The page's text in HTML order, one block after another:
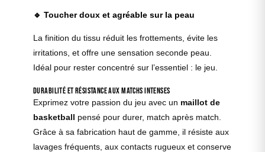
🔹 Toucher doux et agréable sur la peau
La finition du tissu réduit les frottements, évite les
irritations, et offre une sensation seconde peau.
Idéal pour rester concentré sur l’essentiel : le jeu.
Durabilité et résistance aux matchs intenses
Exprimez votre passion du jeu avec un maillot de
basketball pensé pour durer, match après match.
Grâce à sa fabrication haut de gamme, il résiste aux
lavages fréquents, aux contacts rugueux et conserve